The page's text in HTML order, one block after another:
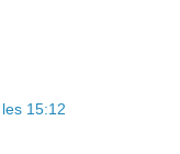
15:12